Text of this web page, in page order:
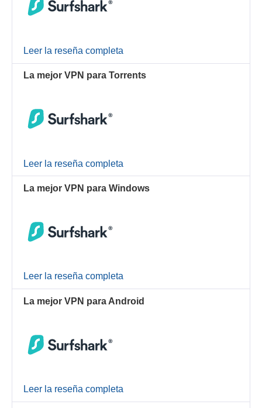
Leer la reseña completa
La mejor VPN para Torrents
Leer la reseña completa
La mejor VPN para Windows
Leer la reseña completa
La mejor VPN para Android
Leer la reseña completa